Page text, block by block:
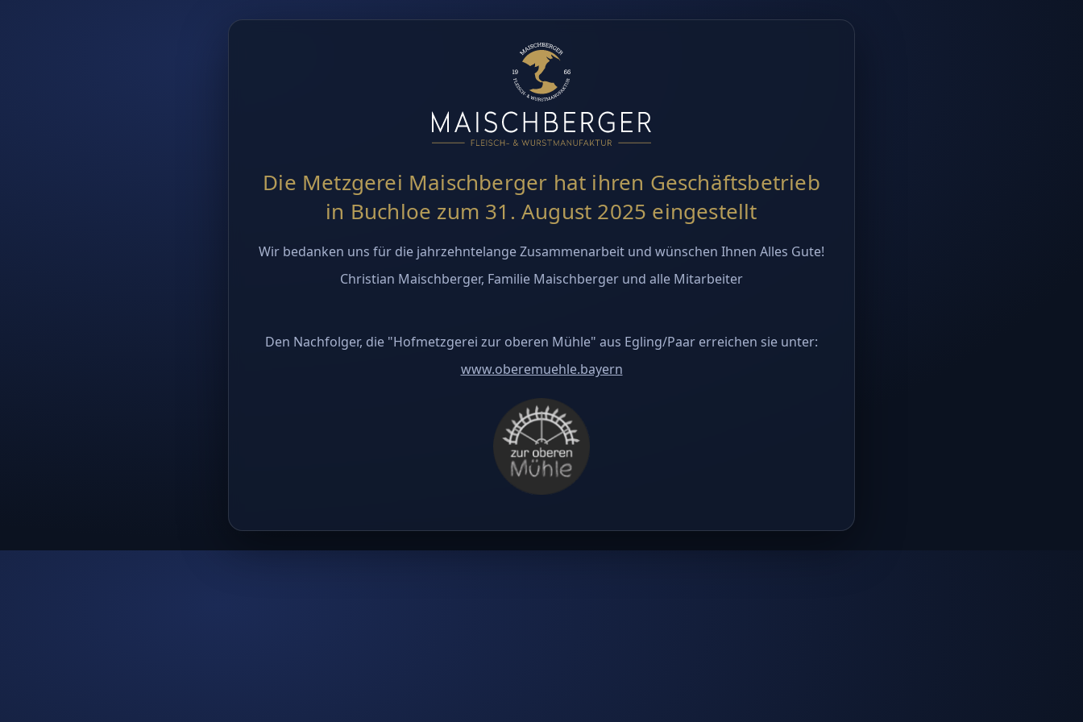
Die Metzgerei Maischberger hat ihren Geschäftsbetrieb
in Buchloe zum 31. August 2025 eingestellt
Wir bedanken uns für die jahrzehntelange Zusammenarbeit und wünschen Ihnen Alles Gute!
Christian Maischberger, Familie Maischberger und alle Mitarbeiter
Den Nachfolger, die "Hofmetzgerei zur oberen Mühle" aus Egling/Paar erreichen sie unter:
www.oberemuehle.bayern